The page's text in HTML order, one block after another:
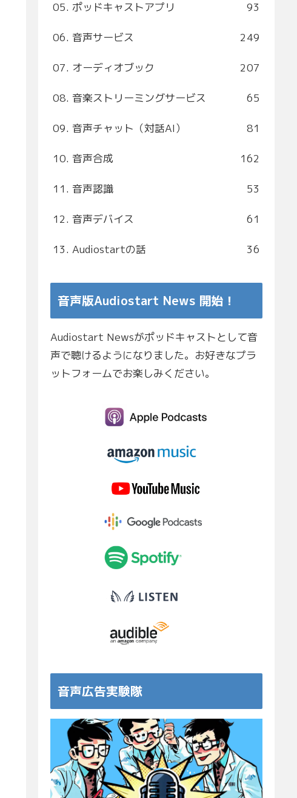
05. ポッドキャストアプリ 93
06. 音声サービス 249
07. オーディオブック 207
08. 音楽ストリーミングサービス 65
09. 音声チャット（対話AI） 81
10. 音声合成 162
11. 音声認識 53
12. 音声デバイス 61
13. Audiostartの話 36
音声版Audiostart News 開始！
Audiostart Newsがポッドキャストとして音
声で聴けるようになりました。お好きなプラ
ットフォームでお楽しみください。
音声広告実験隊